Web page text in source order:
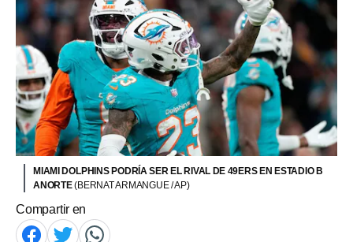
MIAMI DOLPHINS PODRÍA SER EL RIVAL DE 49ERS EN ESTADIO B
ANORTE(BERNAT ARMANGUE / AP)
Compartir en